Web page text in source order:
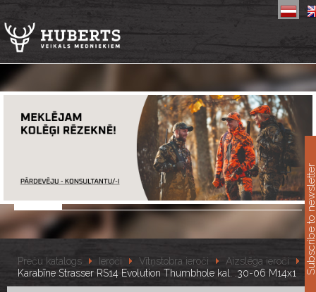
Preču katalogs Ieroči Vītņstobra ieroči
Aizslēga ieroči
Karabīne Strasser RS14 Evolution Thumbhole kal. .30-06 M14x1
Subscribe